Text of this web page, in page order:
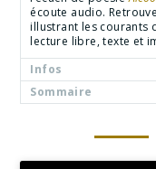
écoute audio.
illustrant les courants
lecture libre, texte et
Infos
Sommaire